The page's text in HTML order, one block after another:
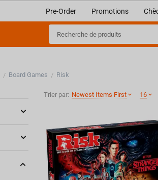
Pre-Order Promotions
/ Board Games / Risk
Trier par: Newest Items First 16